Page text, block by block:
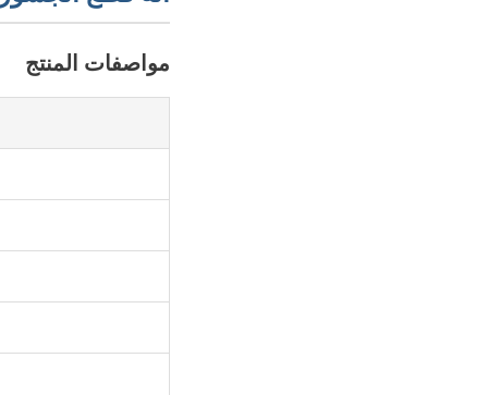
مواصفات المنتج